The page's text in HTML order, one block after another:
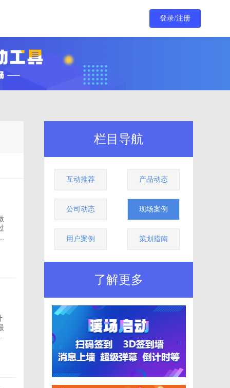
登录/注册
栏目导航
互动推荐 产品动态
公司动态 现场案例
用户案例 策划指南
了解更多